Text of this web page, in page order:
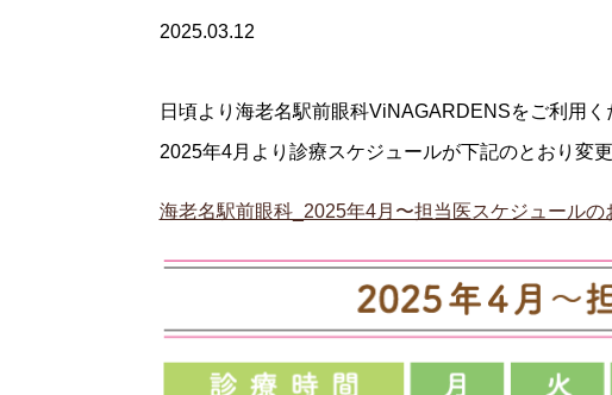
2025.03.12
日頃より海老名駅前眼科ViNAGARDENSをご利用く
2025年4月より診療スケジュールが下記のとおり変
海老名駅前眼科_2025年4月〜担当医スケジュールの